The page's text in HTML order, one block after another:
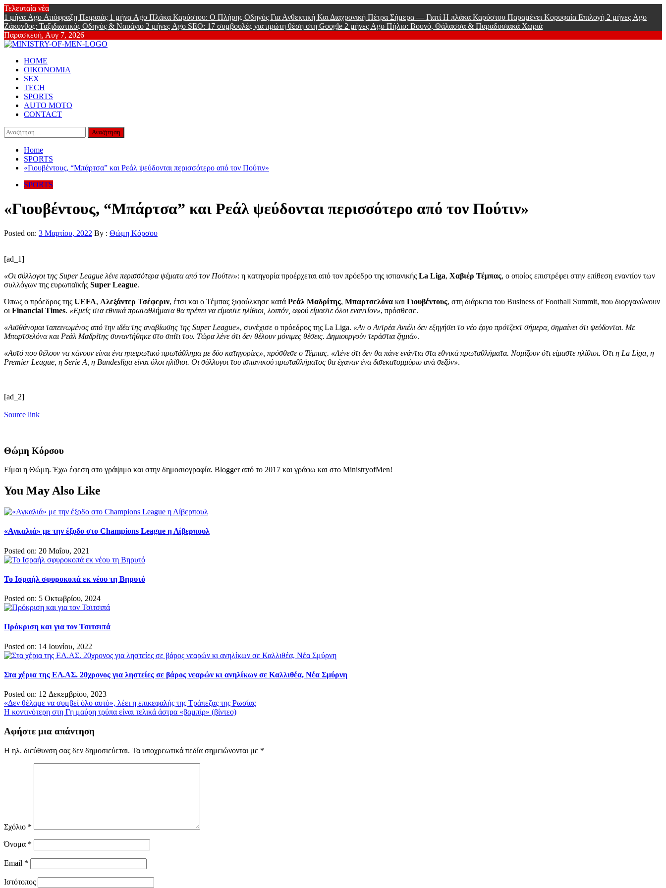
Skip
to
content
Τελευταία νέα
1 μήνα Ago Απόφραξη Πειραιάς 1 μήνα Ago Πλάκα Καρύστου: Ο Πλήρης Οδηγός Για Ανθεκτική Και Διαχρονική Πέτρα Σήμερα — Γιατί Η πλάκα Καρύστου Παραμένει Κορυφαία Επιλογή 2 μήνες Ago
Ζάκυνθος: Ταξιδιωτικός Οδηγός & Ναυάγιο 2 μήνες Ago SEO: 17 συμβουλές για πρώτη θέση στη Google 2 μήνες Ago Πήλιο: Βουνό, Θάλασσα & Παραδοσιακά Χωριά
Παρασκευή, Αυγ 7, 2026
Online Lifestyle περιοδικό για Aνδρες
Primary
Menu
HOME
ΟΙΚΟΝΟΜΙΑ
SEX
TECH
SPORTS
AUTO MOTO
CONTACT
Αναζήτηση
για:
Home
SPORTS
«Γιουβέντους, “Μπάρτσα” και Ρεάλ ψεύδονται περισσότερο από τον Πούτιν»
SPORTS
«Γιουβέντους, “Μπάρτσα” και Ρεάλ ψεύδονται περισσότερο από τον Πούτιν»
Posted on: 3 Μαρτίου, 2022 By : Θώμη Κόρσου
[ad_1]
«Οι σύλλογοι της Super League λένε περισσότερα ψέματα από τον Πούτιν»: η κατηγορία προέρχεται από τον πρόεδρο της ισπανικής La Liga, Χαβιέρ Τέμπας, ο οποίος επιστρέφει στην επίθεση εναντίον των
συλλόγων της ευρωπαϊκής Super League.
Όπως ο πρόεδρος της UEFA, Αλεξάντερ Τσέφεριν, έτσι και ο Τέμπας ξιφούλκησε κατά Ρεάλ Μαδρίτης, Μπαρτσελόνα και Γιουβέντους, στη διάρκεια του Business of Football Summit, που διοργανώνουν
οι Financial Times. «Εμείς στα εθνικά πρωταθλήματα θα πρέπει να είμαστε ηλίθιοι, λοιπόν, αφού είμαστε όλοι εναντίον», πρόσθεσε.
«Αισθάνομαι ταπεινωμένος από την ιδέα της αναβίωσης της Super League», συνέχισε ο πρόεδρος της La Liga. «Αν ο Αντρέα Ανιέλι δεν εξηγήσει το νέο έργο πρότζεκτ σήμερα, σημαίνει ότι ψεύδονται. Με
Μπαρτσελόνα και Ρεάλ Μαδρίτης συναντήθηκε στο σπίτι του. Τώρα λένε ότι δεν θέλουν μόνιμες θέσεις. Δημιουργούν τεράστια ζημιά».
«Αυτό που θέλουν να κάνουν είναι ένα ηπειρωτικό πρωτάθλημα με δύο κατηγορίες», πρόσθεσε ο Τέμπας. «Λένε ότι δεν θα πάνε ενάντια στα εθνικά πρωταθλήματα. Νομίζουν ότι είμαστε ηλίθιοι. Ότι η La Liga, η
Premier League, η Serie A, η Bundesliga είναι όλοι ηλίθιοι. Οι σύλλογοι του ισπανικού πρωταθλήματος θα έχαναν ένα δισεκατομμύριο ανά σεζόν».
[ad_2]
Source link
Θώμη Κόρσου
Είμαι η Θώμη. Έχω έφεση στο γράψιμο και στην δημοσιογραφία. Blogger από το 2017 και γράφω και στο MinistryofMen!
You May Also Like
«Αγκαλιά» με την έξοδο στο Champions League η Λίβερπουλ
Posted on: 20 Μαΐου, 2021
Το Ισραήλ σφυροκοπά εκ νέου τη Βηρυτό
Posted on: 5 Οκτωβρίου, 2024
Πρόκριση και για τον Τσιτσιπά
Posted on: 14 Ιουνίου, 2022
Στα χέρια της ΕΛ.ΑΣ. 20χρονος για ληστείες σε βάρος νεαρών κι ανηλίκων σε Καλλιθέα, Νέα Σμύρνη
Posted on: 12 Δεκεμβρίου, 2023
Πλοήγηση
άρθρων
«Δεν θέλαμε να συμβεί όλο αυτό», λέει η επικεφαλής της Τράπεζας της Ρωσίας
Η κοντινότερη στη Γη μαύρη τρύπα είναι τελικά άστρα «βαμπίρ» (βίντεο)
Αφήστε μια απάντηση
Η ηλ. διεύθυνση σας δεν δημοσιεύεται. Τα υποχρεωτικά πεδία σημειώνονται με *
Σχόλιο *
Όνομα *
Email *
Ιστότοπος